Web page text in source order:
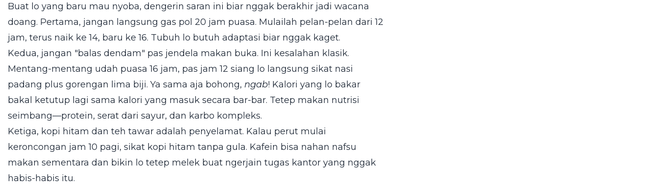
Buat lo yang baru mau nyoba, dengerin saran ini biar nggak berakhir jadi wacana
doang. Pertama, jangan langsung gas pol 20 jam puasa. Mulailah pelan-pelan dari 12
jam, terus naik ke 14, baru ke 16. Tubuh lo butuh adaptasi biar nggak kaget.
Kedua, jangan "balas dendam" pas jendela makan buka. Ini kesalahan klasik.
Mentang-mentang udah puasa 16 jam, pas jam 12 siang lo langsung sikat nasi
padang plus gorengan lima biji. Ya sama aja bohong, ngab! Kalori yang lo bakar
bakal ketutup lagi sama kalori yang masuk secara bar-bar. Tetep makan nutrisi
seimbang—protein, serat dari sayur, dan karbo kompleks.
Ketiga, kopi hitam dan teh tawar adalah penyelamat. Kalau perut mulai
keroncongan jam 10 pagi, sikat kopi hitam tanpa gula. Kafein bisa nahan nafsu
makan sementara dan bikin lo tetep melek buat ngerjain tugas kantor yang nggak
habis-habis itu.